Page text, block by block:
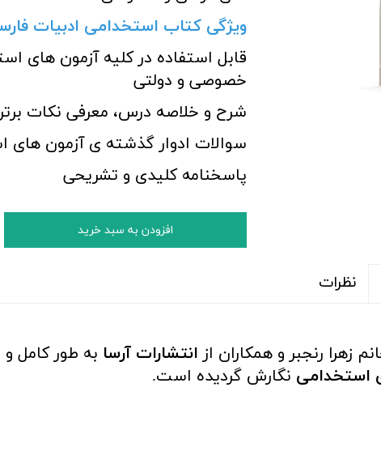
ویژگی کتاب استخدامی ادبیات
قابل استفاده در کلیه آزمون های
خصوصی و دولتی
شرح و خلاصه درس، معرفی نکات برتر
سوالات ادوار گذشته ی آزمون های
پاسخنامه کلیدی و تشریحی
افزودن به سبد خرید
نظرات
زهرا رنجبر و همکاران از انتشارات آرسا به طور کامل و
استخدامی نگارش گردیده است.